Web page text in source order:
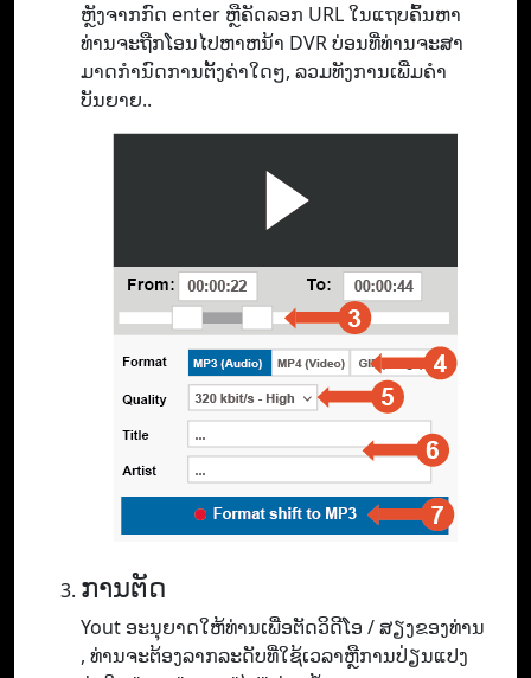
ຫຼັງຈາກກົດ enter ຫຼືຄັດລອກ URL ໃນແຖບຄົ້ນຫາ
ທ່ານຈະຖືກໂອນໄປຫາຫນ້າ DVR ບ່ອນທີ່ທ່ານຈະສາ
ມາດກໍານົດການຕັ້ງຄ່າໃດໆ, ລວມທັງການເພີ່ມຄໍາ
ບັນຍາຍ..
ການຕັດ
Yout ອະ​ນຸ​ຍາດ​ໃຫ້​ທ່ານ​ເພື່ອ​ຕັດ​ວິ​ດີ​ໂອ / ສຽງ​ຂອງ​ທ່ານ​
, ທ່ານ​ຈະ​ຕ້ອງ​ລາກ​ລະ​ດັບ​ທີ່​ໃຊ້​ເວ​ລາ​ຫຼື​ການ​ປ່ຽນ​ແປງ​